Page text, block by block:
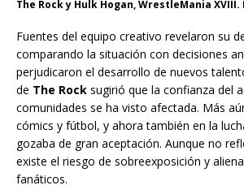
The Rock y Hulk Hogan, WrestleMania XVIII.
Fuentes del equipo creativo revelaron su
comparando la situación con decisiones
perjudicaron el desarrollo de nuevos
de The Rock sugirió que la confianza del
comunidades se ha visto afectada. Más
cómics y fútbol, y ahora también en la
gozaba de gran aceptación. Aunque no
existe el riesgo de sobreexposición y
fanáticos.